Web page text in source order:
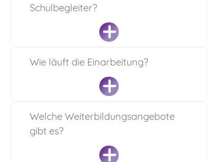
Zudem gehört die Abstimmung mit Lehrern, Eltern und
therapeutischem Personal zu den wichtigen Aufgaben.
Zusätzlich kann die Begleitung auf dem Schulweg ein
nicht professionalisierte Tätigkeit. Es gibt also keine
rechtlich bindende oder einheitlich verwendete
Berufsbezeichnung. Somit gibt es keine spezielle
Ausbildung zur Schulassistenz. Dies ermöglicht
Abhängig von der Art und Schwere der Behinderung
kann jedoch eine Ausbildung erforderlich sein. Dann
können Pädagogen, Erzieher, Heilerziehungspfleger,
Heilpädagogen oder Pflegefachkräfte zum Einsatz
kommen.
Schulbegleiter?
Bei uns, der Bärenschule, können Sie sich digital über
berater@baerenschule.debewerben. Sie bewerben
sich lieber per Post? Auch das ist natürlich möglich.
01755328010 mit Fragen an uns wenden.
Wie läuft die Einarbeitung?
Die Einarbeitung gliedert sich in zwei Bereiche – den
Umgang mit dem Kind und seiner Familie sowie
administrative Tätigkeiten. In beiden Bereichen
werden Sie von uns individuell Eins-zu-Eins betreut.
Welche Weiterbildungsangebote
gibt es?